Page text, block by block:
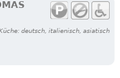
deutsch, italienisch, asiatisch